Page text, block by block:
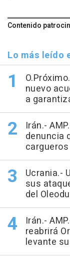
Contenido
Lo más leído
nuevo
a
Irán.-
denuncia
Ucrania.-
sus
del
Irán.-
reabrirá
levante